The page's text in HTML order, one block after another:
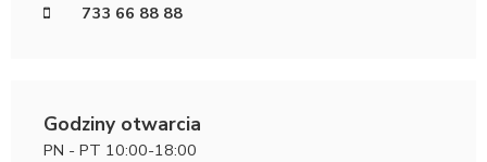
733 66 88 88
Godziny otwarcia
PN - PT 10:00-18:00